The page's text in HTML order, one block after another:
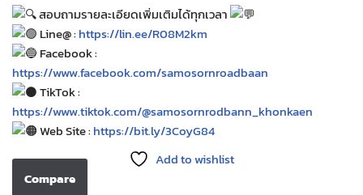
สอบถามรายละเอียดเพิ่มเติมได้ทุกเวลา
Line@ : https://lin.ee/R08M2km
Facebook :
https://www.facebook.com/samosornroadbaan
TikTok :
https://www.tiktok.com/@samosornrodbann_khonkaen
Web Site : https://bit.ly/3CoyG84
Add to wishlist
Compare